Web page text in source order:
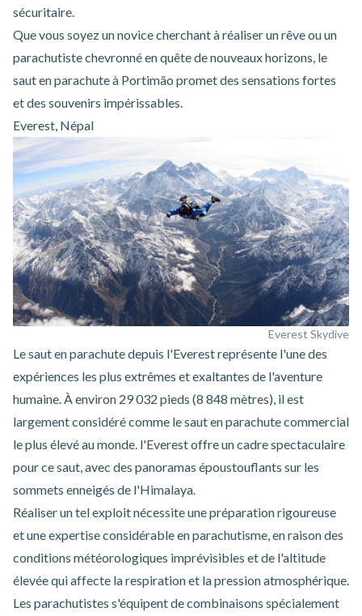
sécuritaire.
Que vous soyez un novice cherchant à réaliser un rêve ou un
parachutiste chevronné en quête de nouveaux horizons, le
saut en parachute à Portimão promet des sensations fortes
et des souvenirs impérissables.
Everest, Népal
Everest Skydive
Lesaut en parachute depuis l'Everestreprésente l'une des
expériences les plus extrêmes et exaltantes de l'aventure
humaine. À environ 29 032 pieds (8 848 mètres), il est
largement considéré comme le saut en parachute commercial
le plus élevé au monde. l'Everest offre un cadre spectaculaire
pour ce saut, avec des panoramas époustouflants sur les
sommets enneigés de l'Himalaya.
Réaliser un tel exploit nécessite une préparation rigoureuse
et une expertise considérable en parachutisme, en raison des
conditions météorologiques imprévisibles et de l'altitude
élevée qui affecte la respiration et la pression atmosphérique.
Les parachutistes s'équipent de combinaisons spécialement